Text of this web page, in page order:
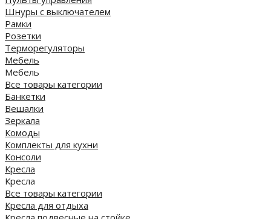
Шнуры с выключателем
Рамки
Розетки
Терморегуляторы
Мебель
Мебель
Все товары категории
Банкетки
Вешалки
Зеркала
Комоды
Комплекты для кухни
Консоли
Кресла
Кресла
Все товары категории
Кресла для отдыха